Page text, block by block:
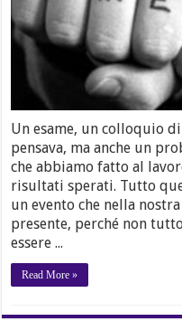
Un esame, un colloquio
pensava, ma anche un
che abbiamo fatto al
risultati sperati. Tutto
un evento che nella
presente, perché non
essere ...
Read More »